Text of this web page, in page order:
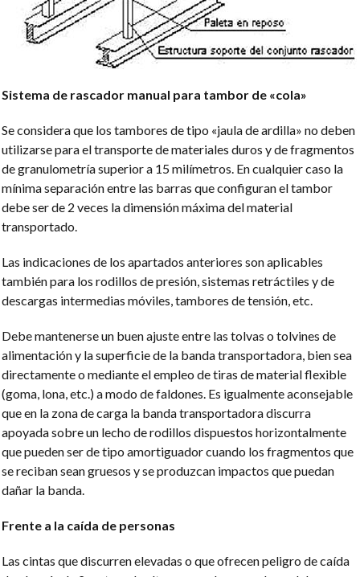
Sistema de rascador manual para tambor de «cola»
Se considera que los tambores de tipo «jaula de ardilla» no deben
utilizarse para el transporte de materiales duros y de fragmentos
de granulometría superior a 15 milímetros. En cualquier caso la
mínima separación entre las barras que configuran el tambor
debe ser de 2 veces la dimensión máxima del material
transportado.
Las indicaciones de los apartados anteriores son aplicables
también para los rodillos de presión, sistemas retráctiles y de
descargas intermedias móviles, tambores de tensión, etc.
Debe mantenerse un buen ajuste entre las tolvas o tolvines de
alimentación y la superficie de la banda transportadora, bien sea
directamente o mediante el empleo de tiras de material flexible
(goma, lona, etc.) a modo de faldones. Es igualmente aconsejable
que en la zona de carga la banda transportadora discurra
apoyada sobre un lecho de rodillos dispuestos horizontalmente
que pueden ser de tipo amortiguador cuando los fragmentos que
se reciban sean gruesos y se produzcan impactos que puedan
dañar la banda.
Frente a la caída de personas
Las cintas que discurren elevadas o que ofrecen peligro de caída